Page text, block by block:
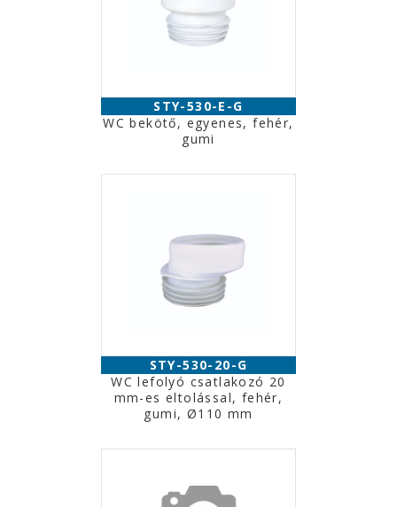
STY-530-E-G
WC bekötő, egyenes, fehér,
gumi
STY-530-20-G
WC lefolyó csatlakozó 20
mm-es eltolással, fehér,
gumi, Ø110 mm